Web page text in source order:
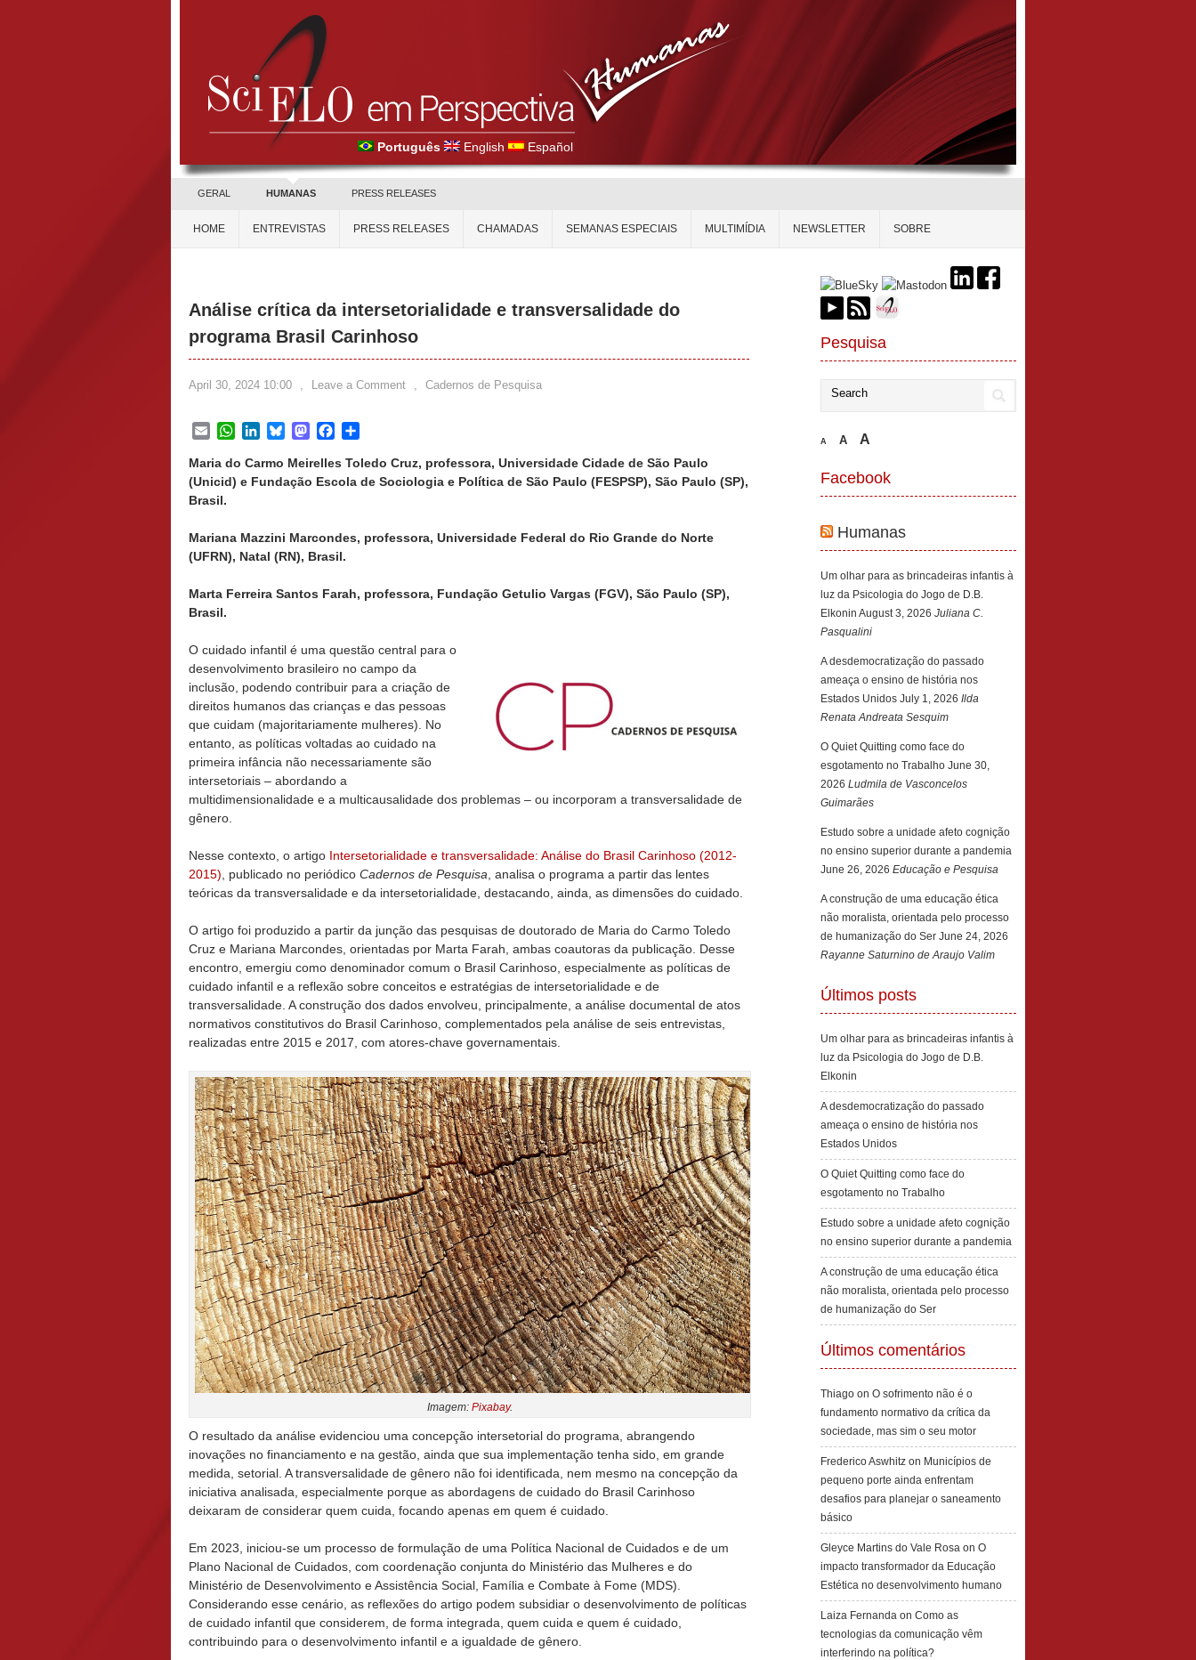
Português English Español
GERAL HUMANAS PRESS RELEASES
HOME ENTREVISTAS PRESS RELEASES CHAMADAS SEMANAS ESPECIAIS MULTIMÍDIA NEWSLETTER SOBRE
Análise crítica da intersetorialidade e transversalidade do
programa Brasil Carinhoso
April 30, 2024 10:00 , Leave a Comment , Cadernos de Pesquisa
EmailWhatsApp
LinkedInBlueskyMastodonFacebook
Maria do Carmo Meirelles Toledo Cruz, professora, Universidade Cidade de São Paulo
(Unicid) e Fundação Escola de Sociologia e Política de São Paulo (FESPSP), São Paulo (SP),
Brasil.
Mariana Mazzini Marcondes, professora, Universidade Federal do Rio Grande do Norte
(UFRN), Natal (RN), Brasil.
Marta Ferreira Santos Farah, professora, Fundação Getulio Vargas (FGV), São Paulo (SP),
Brasil.
O cuidado infantil é uma questão central para o
desenvolvimento brasileiro no campo da
inclusão, podendo contribuir para a criação de
direitos humanos das crianças e das pessoas
que cuidam (majoritariamente mulheres). No
entanto, as políticas voltadas ao cuidado na
primeira infância não necessariamente são
intersetoriais – abordando a
multidimensionalidade e a multicausalidade dos problemas – ou incorporam a transversalidade de
gênero.
Nesse contexto, o artigo Intersetorialidade e transversalidade: Análise do Brasil Carinhoso (2012-
2015) , publicado no periódico Cadernos de Pesquisa , analisa o programa a partir das lentes
teóricas da transversalidade e da intersetorialidade, destacando, ainda, as dimensões do cuidado.
O artigo foi produzido a partir da junção das pesquisas de doutorado de Maria do Carmo Toledo
Cruz e Mariana Marcondes, orientadas por Marta Farah, ambas coautoras da publicação. Desse
encontro, emergiu como denominador comum o Brasil Carinhoso, especialmente as políticas de
cuidado infantil e a reflexão sobre conceitos e estratégias de intersetorialidade e de
transversalidade. A construção dos dados envolveu, principalmente, a análise documental de atos
normativos constitutivos do Brasil Carinhoso, complementados pela análise de seis entrevistas,
realizadas entre 2015 e 2017, com atores-chave governamentais.
Imagem: Pixabay.
O resultado da análise evidenciou uma concepção intersetorial do programa, abrangendo
inovações no financiamento e na gestão, ainda que sua implementação tenha sido, em grande
medida, setorial. A transversalidade de gênero não foi identificada, nem mesmo na concepção da
iniciativa analisada, especialmente porque as abordagens de cuidado do Brasil Carinhoso
deixaram de considerar quem cuida, focando apenas em quem é cuidado.
Em 2023, iniciou-se um processo de formulação de uma Política Nacional de Cuidados e de um
Plano Nacional de Cuidados, com coordenação conjunta do Ministério das Mulheres e do
Ministério de Desenvolvimento e Assistência Social, Família e Combate à Fome (MDS).
Considerando esse cenário, as reflexões do artigo podem subsidiar o desenvolvimento de políticas
de cuidado infantil que considerem, de forma integrada, quem cuida e quem é cuidado,
contribuindo para o desenvolvimento infantil e a igualdade de gênero.
Pesquisa
A A A
Facebook
Humanas
Um olhar para as brincadeiras infantis à
luz da Psicologia do Jogo de D.B.
Elkonin August 3, 2026 Juliana C.
Pasqualini
A desdemocratização do passado
ameaça o ensino de história nos
Estados Unidos July 1, 2026 Ilda
Renata Andreata Sesquim
O Quiet Quitting como face do
esgotamento no Trabalho June 30,
2026 Ludmila de Vasconcelos
Guimarães
Estudo sobre a unidade afeto cognição
no ensino superior durante a pandemia
June 26, 2026 Educação e Pesquisa
A construção de uma educação ética
não moralista, orientada pelo processo
de humanização do Ser June 24, 2026
Rayanne Saturnino de Araujo Valim
Últimos posts
Um olhar para as brincadeiras infantis à
luz da Psicologia do Jogo de D.B.
Elkonin
A desdemocratização do passado
ameaça o ensino de história nos
Estados Unidos
O Quiet Quitting como face do
esgotamento no Trabalho
Estudo sobre a unidade afeto cognição
no ensino superior durante a pandemia
A construção de uma educação ética
não moralista, orientada pelo processo
de humanização do Ser
Últimos comentários
Thiago on O sofrimento não é o
fundamento normativo da crítica da
sociedade, mas sim o seu motor
Frederico Aswhitz on Municípios de
pequeno porte ainda enfrentam
desafios para planejar o saneamento
básico
Gleyce Martins do Vale Rosa on O
impacto transformador da Educação
Estética no desenvolvimento humano
Laiza Fernanda on Como as
tecnologias da comunicação vêm
interferindo na política?